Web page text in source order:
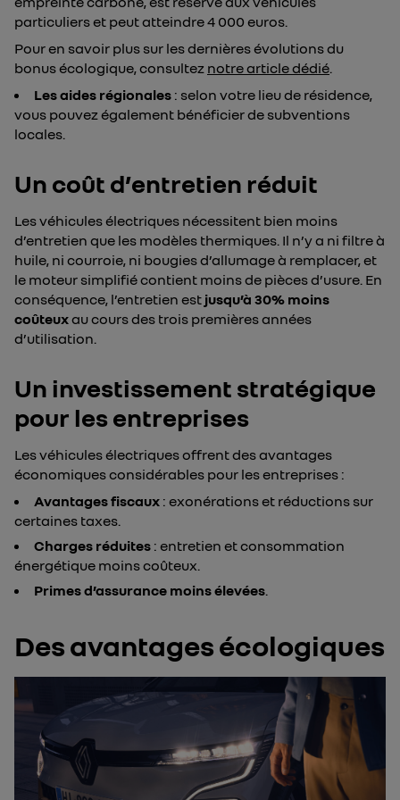
particuliers et peut atteindre 4 000 euros.
Pour en savoir plus sur les dernières évolutions du
bonus écologique, consultez notre article dédié.
Les aides régionales : selon votre lieu de résidence,
vous pouvez également bénéficier de subventions
locales.
Un coût d’entretien réduit
Les véhicules électriques nécessitent bien moins
d’entretien que les modèles thermiques. Il n’y a ni filtre à
huile, ni courroie, ni bougies d’allumage à remplacer, et
le moteur simplifié contient moins de pièces d’usure. En
conséquence, l’entretien est jusqu’à 30% moins
coûteuxau cours des trois premières années
d’utilisation.
Un investissement stratégique
pour les entreprises
Les véhicules électriques offrent des avantages
économiques considérables pour les entreprises :
Avantages fiscaux : exonérations et réductions sur
certaines taxes.
Charges réduites : entretien et consommation
énergétique moins coûteux.
Primes d’assurance moins élevées.
Des avantages écologiques